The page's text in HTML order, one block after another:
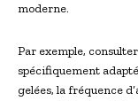
moderne.
Par exemple,
spécifiquement
gelées, la fréquence